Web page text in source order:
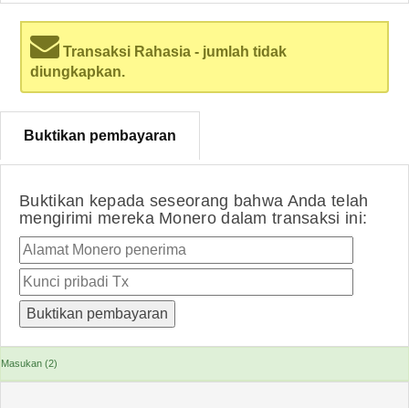
Transaksi Rahasia - jumlah tidak
diungkapkan.
Buktikan pembayaran
Buktikan kepada seseorang bahwa Anda telah
mengirimi mereka Monero dalam transaksi ini:
Masukan (2)